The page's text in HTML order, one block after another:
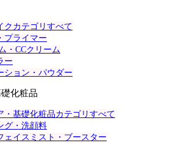
クカテゴリすべて
プライマー
・CCクリーム
ー
ション・パウダー
化粧品
・基礎化粧品カテゴリすべて
グ・洗顔料
ェイスミスト・ブースター